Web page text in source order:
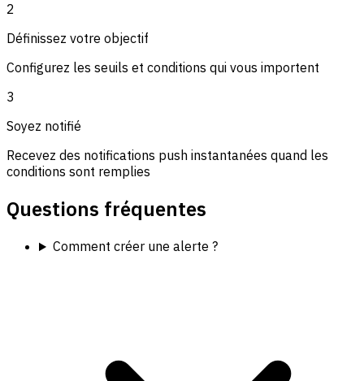
2
Définissez votre objectif
Configurez les seuils et conditions qui vous importent
3
Soyez notifié
Recevez des notifications push instantanées quand les
conditions sont remplies
Questions fréquentes
Comment créer une alerte ?